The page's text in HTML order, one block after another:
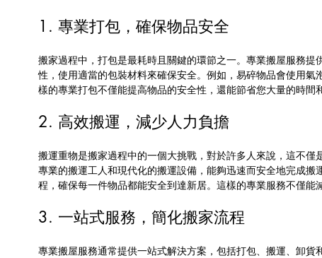
1. 專業打包，確保物品安全
搬家過程中，打包是最耗時且關鍵的環節之一。專業搬屋服務
性，使用適當的包裝材料來確保安全。例如，易碎物品會使用
樣的專業打包不僅能提高物品的安全性，還能節省您大量的時間
2. 高效搬運，減少人力負擔
搬運重物是搬家過程中的一個大挑戰，對於許多人來說，這不
專業的搬運工人和現代化的搬運設備，能夠迅速而安全地完成
程，確保每一件物品都能安全到達新居。這樣的專業服務不僅能
3. 一站式服務，簡化搬家流程
專業搬屋服務通常提供一站式解決方案，包括打包、搬運、卸